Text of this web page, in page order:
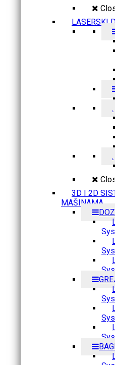
LASERSKI
.
.
3D I 2D
MAŠINAMA